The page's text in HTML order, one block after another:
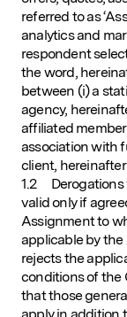
referred to as
analytics and
respondent
the word,
between (i) a
agency,
affiliated
association with
client, hereinafter
1.2 Derogations
valid only if
Assignment to
applicable by
rejects the
conditions of the
that those